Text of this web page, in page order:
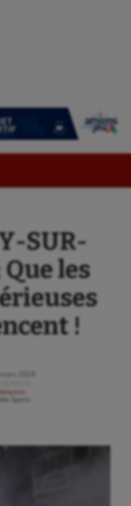
SUR-
Que les
!
mars 2019
Sports